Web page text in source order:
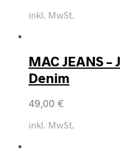
inkl. MwSt.
MAC JEANS –
Denim
49,00 €
inkl. MwSt.